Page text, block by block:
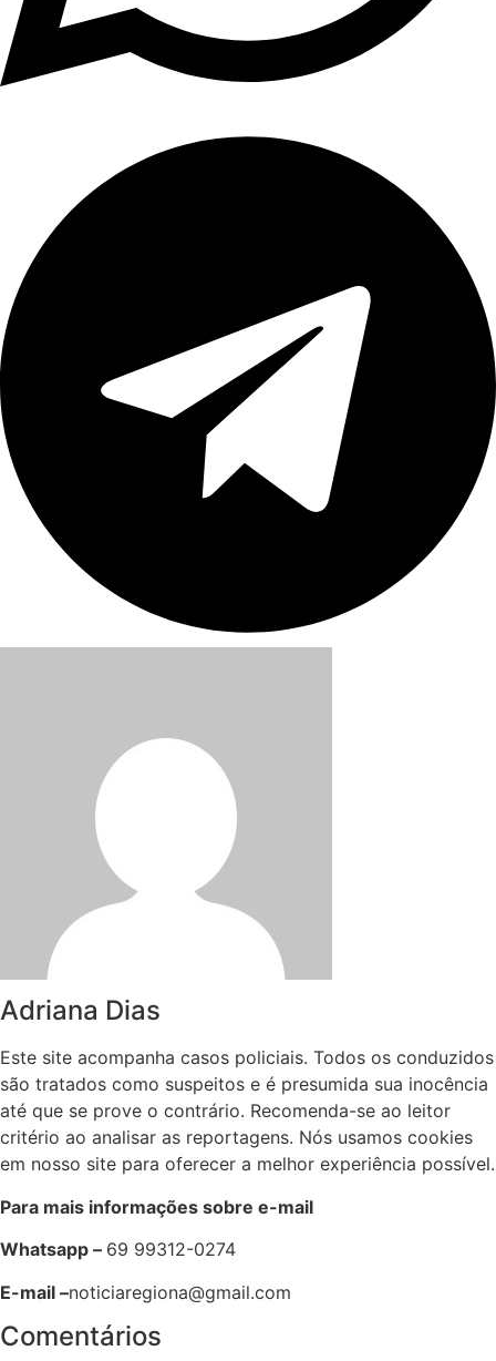
Adriana Dias
Este site acompanha casos policiais. Todos os conduzidos
são tratados como suspeitos e é presumida sua inocência
até que se prove o contrário. Recomenda-se ao leitor
critério ao analisar as reportagens. Nós usamos cookies
em nosso site para oferecer a melhor experiência possível.
Para mais informações sobre e-mail
Whatsapp – 69 99312-0274
E-mail –noticiaregiona@gmail.com
Comentários